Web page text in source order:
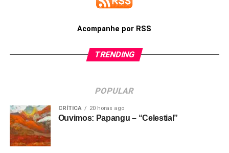
Acompanhe por RSS
TRENDING
POPULAR
CRÍTICA 20 horas ago
Ouvimos: Papangu – “Celestial”